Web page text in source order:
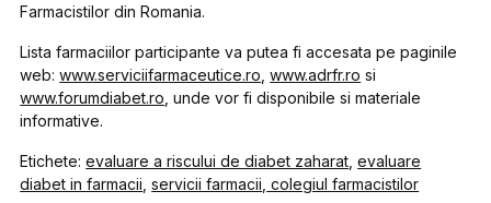
Farmacistilor din Romania.
Lista farmaciilor participante va putea fi accesata pe paginile
web:www.serviciifarmaceutice.ro ,www.adrfr.ro si
www.forumdiabet.ro , unde vor fi disponibile si materiale
informative.
Etichete:evaluare a riscului de diabet zaharat ,evaluare
diabet in farmacii ,servicii farmacii colegiul farmacistilor